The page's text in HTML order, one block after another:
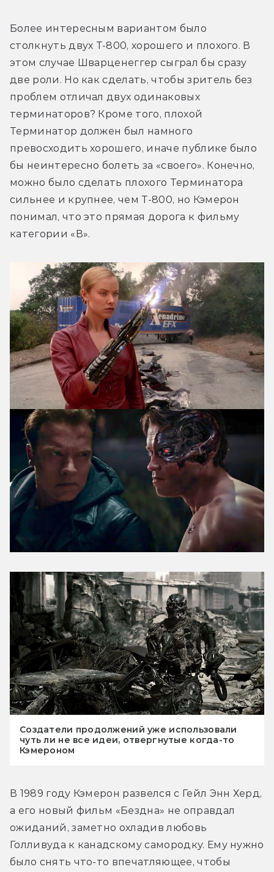
Более интересным вариантом было
столкнуть двух Т-800, хорошего и плохого. В
этом случае Шварценеггер сыграл бы сразу
две роли. Но как сделать, чтобы зритель без
проблем отличал двух одинаковых
терминаторов? Кроме того, плохой
Терминатор должен был намного
превосходить хорошего, иначе публике было
бы неинтересно болеть за «своего». Конечно,
можно было сделать плохого Терминатора
сильнее и крупнее, чем Т-800, но Кэмерон
понимал, что это прямая дорога к фильму
категории «В».
Создатели продолжений уже использовали
чуть ли не все идеи, отвергнутые когда-то
Кэмероном
В 1989 году Кэмерон развелся с Гейл Энн Херд,
а его новый фильм «Бездна» не оправдал
ожиданий, заметно охладив любовь
Голливуда к канадскому самородку. Ему нужно
было снять что-то впечатляющее, чтобы